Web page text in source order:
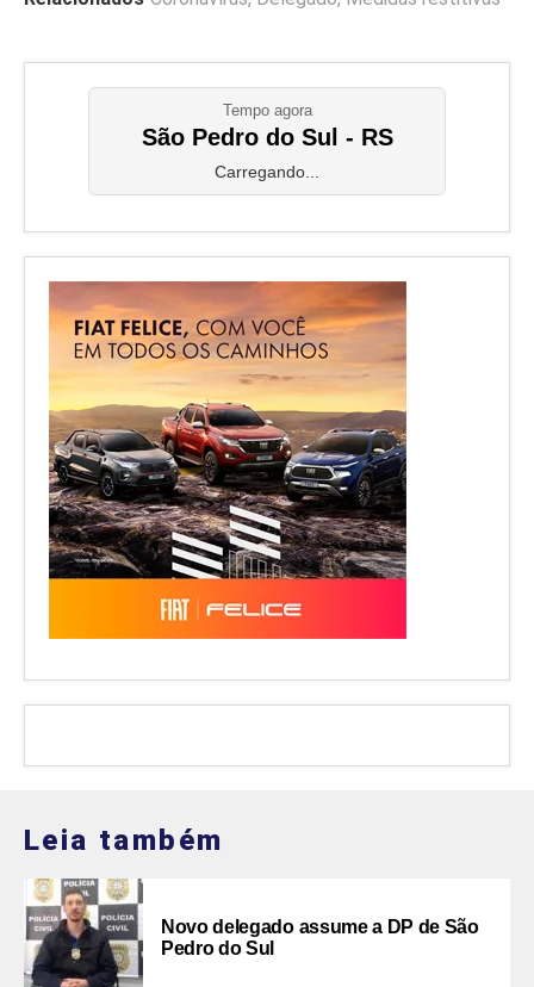
Tempo agora
São Pedro do Sul - RS
Carregando...
Leia também
Novo delegado assume a DP de São
Pedro do Sul